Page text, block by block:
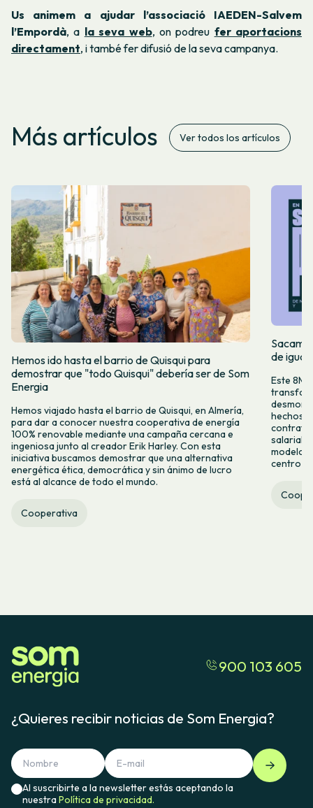
Us animem a ajudar l’associació IAEDEN-Salvem
l’Empordà, a la seva web, on podreu fer aportacions
directament, i també fer difusió de la seva campanya.
Más artículos Ver todos los artículos
Hemos ido hasta el barrio de Quisqui para
demostrar que "todo Quisqui" debería ser de Som
Energia
Hemos viajado hasta el barrio de Quisqui, en Almería,
para dar a conocer nuestra cooperativa de energía
100% renovable mediante una campaña cercana e
ingeniosa junto al creador Erik Harley. Con esta
iniciativa buscamos demostrar que una alternativa
energética ética, democrática y sin ánimo de lucro
está al alcance de todo el mundo.
Cooperativa
de
Este 8M,
hechos y
salarial y
modelo
centro
900 103 605
¿Quieres recibir noticias de Som Energia?
Al suscribirte a la newsletter estás aceptando la
nuestraPolítica de privacidad.